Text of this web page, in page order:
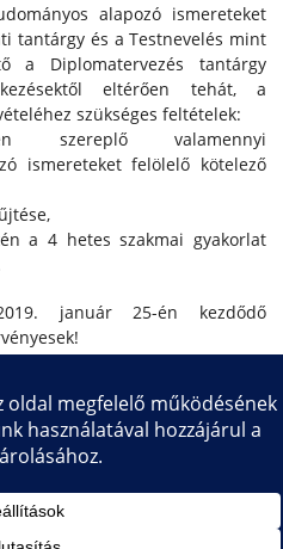
alapozó ismereteket
tantárgy és a Testnevelés mint
a Diplomatervezés tantárgy
eltérően tehát, a
szükséges feltételek:
szereplő valamennyi
ismereteket felölelő kötelező
a 4 hetes szakmai gyakorlat
január 25-én kezdődő
és Járműmérnöki Kar